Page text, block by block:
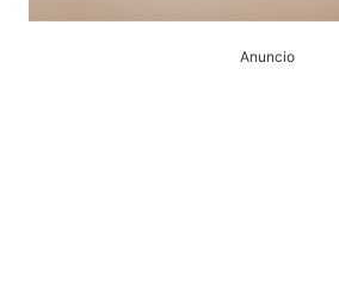
Anuncio